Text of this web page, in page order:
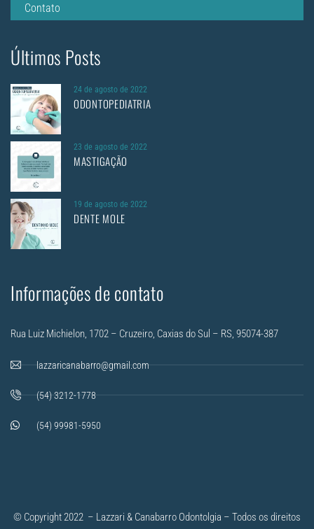
Contato
Últimos Posts
24 de agosto de 2022
ODONTOPEDIATRIA
23 de agosto de 2022
MASTIGAÇÃO
19 de agosto de 2022
DENTE MOLE
Informações de contato
Rua Luiz Michielon, 1702 – Cruzeiro, Caxias do Sul – RS, 95074-387
lazzaricanabarro@gmail.com
(54) 3212-1778
(54) 99981-5950
© Copyright 2022 – Lazzari & Canabarro Odontolgia – Todos os direitos